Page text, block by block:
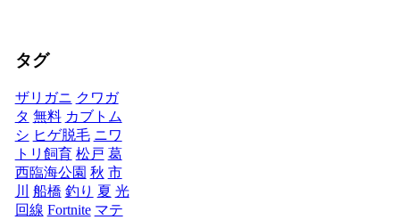
タグ
ザリガニ クワガ
タ 無料 カブトム
シ ヒゲ脱毛 ニワ
トリ飼育 松戸 葛
西臨海公園 秋 市
川
船橋 釣り 夏 光
回線 Fortnite マテ